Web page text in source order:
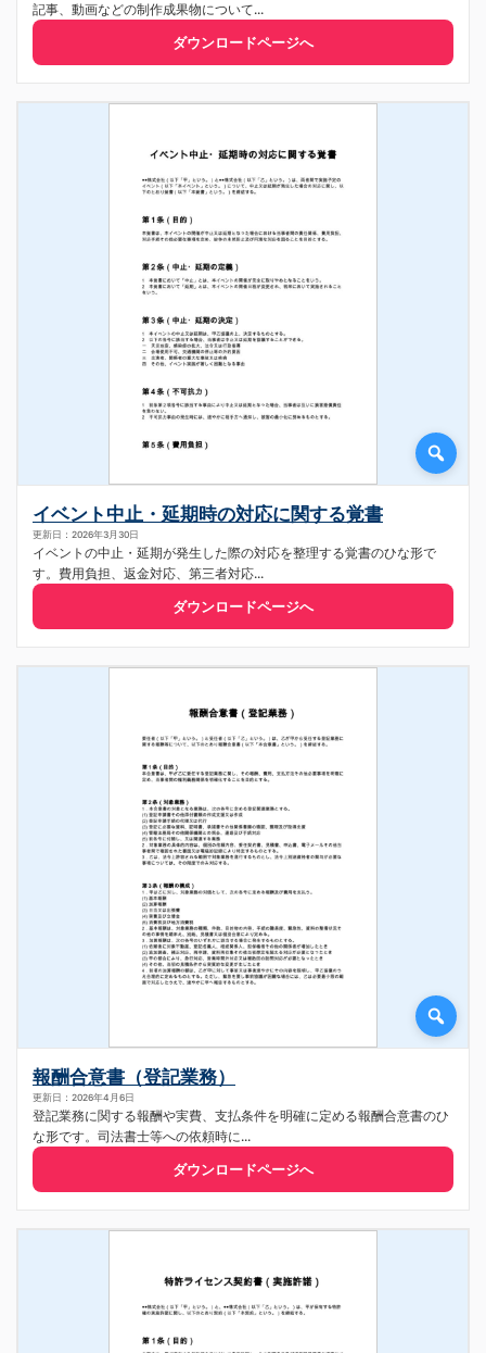
記事、動画などの制作成果物について...
ダウンロードページへ
イベント中止・延期時の対応に関する覚書
更新日：2026年3月30日
イベントの中止・延期が発生した際の対応を整理する覚書のひな形で
す。費用負担、返金対応、第三者対応...
ダウンロードページへ
報酬合意書（登記業務）
更新日：2026年4月6日
登記業務に関する報酬や実費、支払条件を明確に定める報酬合意書のひ
な形です。司法書士等への依頼時に...
ダウンロードページへ